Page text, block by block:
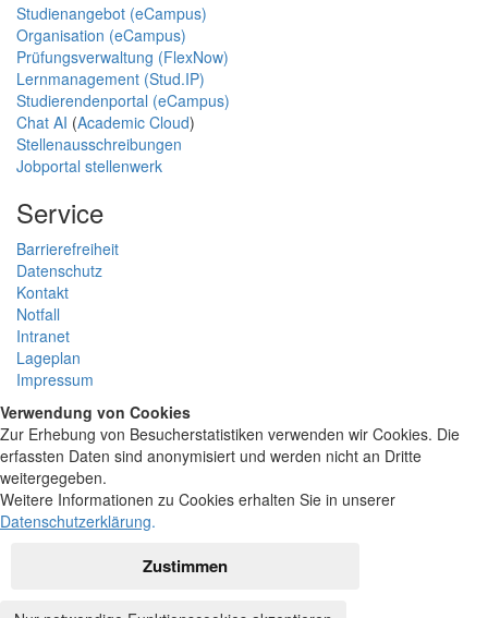
Studienangebot (eCampus)
Organisation (eCampus)
Prüfungsverwaltung (FlexNow)
Lernmanagement (Stud.IP)
Studierendenportal (eCampus)
Chat AI (Academic Cloud)
Stellenausschreibungen
Jobportal stellenwerk
Service
Barrierefreiheit
Datenschutz
Kontakt
Notfall
Intranet
Lageplan
Impressum
Verwendung von Cookies
Zur Erhebung von Besucherstatistiken verwenden wir Cookies. Die
erfassten Daten sind anonymisiert und werden nicht an Dritte
weitergegeben.
Weitere Informationen zu Cookies erhalten Sie in unserer
Datenschutzerklärung.
Zustimmen